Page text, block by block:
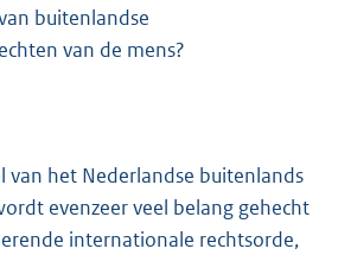
buitenlandse
van de mens?
het Nederlandse buitenlands
evenzeer veel belang gehecht
internationale rechtsorde,